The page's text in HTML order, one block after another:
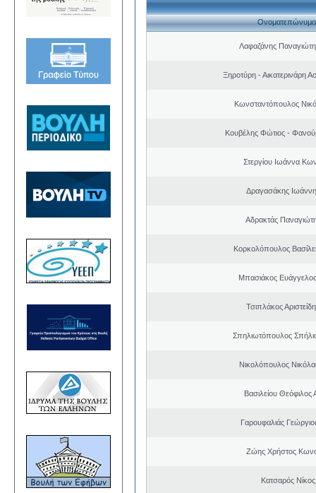
Ονοματεπώνυμο
Λαφαζάνης
Ξηροτύρη - Αικατερινάρη
Κωνσταντόπουλος
Κουβέλης Φώτιος -
Στεργίου Ιωάννα
Δραγασάκης
Αδρακτάς
Κορκολόπουλος
Μπασιάκος
Τσιπλάκος
Σπηλιωτόπουλος
Νικολόπουλος
Βασιλείου Θεόφιλος
Γαρουφαλιάς
Ζώης Χρήστος
Κατσαρός